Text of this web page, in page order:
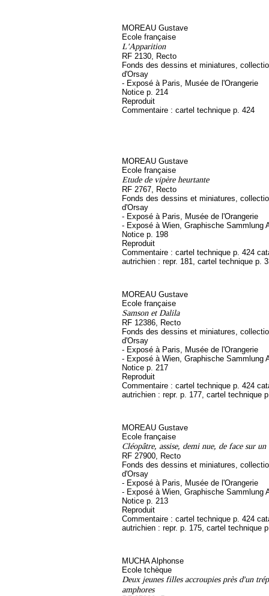
MOREAU Gustave
Ecole française
L'Apparition
RF 2130, Recto
Fonds des dessins et miniatures,
d'Orsay
- Exposé à Paris, Musée de l'Orangerie
Notice p. 214
Reproduit
Commentaire : cartel technique p. 424
MOREAU Gustave
Ecole française
Etude de vipère heurtante
RF 2767, Recto
Fonds des dessins et miniatures,
d'Orsay
- Exposé à Paris, Musée de l'Orangerie
- Exposé à Wien, Graphische Sammlung
Notice p. 198
Reproduit
Commentaire : cartel technique p. 424
autrichien : repr. 181, cartel technique p.
MOREAU Gustave
Ecole française
Samson et Dalila
RF 12386, Recto
Fonds des dessins et miniatures,
d'Orsay
- Exposé à Paris, Musée de l'Orangerie
- Exposé à Wien, Graphische Sammlung
Notice p. 217
Reproduit
Commentaire : cartel technique p. 424
autrichien : repr. p. 177, cartel technique
MOREAU Gustave
Ecole française
Cléopâtre, assise, demi nue, de face sur
RF 27900, Recto
Fonds des dessins et miniatures,
d'Orsay
- Exposé à Paris, Musée de l'Orangerie
- Exposé à Wien, Graphische Sammlung
Notice p. 213
Reproduit
Commentaire : cartel technique p. 424
autrichien : repr. p. 175, cartel technique
MUCHA Alphonse
Ecole tchèque
Deux jeunes filles accroupies près d'un
amphores